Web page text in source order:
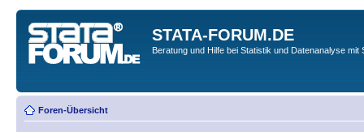
STATA-FORUM.DE
Beratung und Hilfe bei Statistik und Datenanalyse mit
Foren-Übersicht